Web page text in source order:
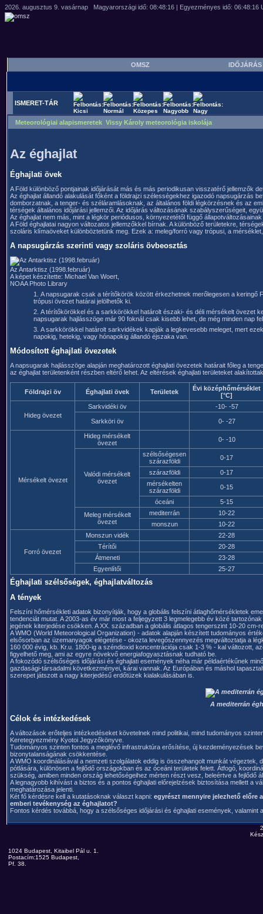
OMSZ
ISMERET-TÁR
Meteorológiai alapismeretek Vissy Károly meteorológia iskolája
Az éghajlat
Éghajlati övek
A Föld különböző pontjainak időjárását más és más periodikusan visszatérő jellemzők
Az éghajlat állandó alakulását főként a földrajzi szélességekhez igazodó napsugárzás
domborzatnak, a tenger- és széláramlásoknak, az általános földi légkörzésnek és az
térségek általános időjárási jellemzői. Az időjárás változásának szabályszerűségeit,
Az éghajlat nem más, mint a légkör periódusos, környezetétől függő
A Föld éghajlatai nagyon változatos jellemzőkkel bírnak. A különböző területekre,
szoláris klímaöveket különböztetünk meg. Ezek a: meleg/forró vagy trópusi, a
A napsugárzás szerinti vagy szoláris övbeosztás
Az Antarktisz (1998.február)
A képet készítette: Michael Van Woert,
NOAA Photo Library
A napsugarak csak a térítőkörök között érkezhetnek merőlegesen a
trópusi övezet határai jelölhetők ki.
A térítőkörökkel és a sarkkörökkel határolt északi- és déli mérsékelt övezet
napsugarak hajlásszöge már 90 foknál csak kisebb lehet, de még minden nap
A sarkkörökkel határolt sarkvidékek kapják a legkevesebb meleget, mert
napokig, hetekig, vagy hónapokig állandó éjszaka van.
Módosított éghajlati övezetek
A napsugarak hajlásszöge alapján meghatározott éghajlati övezetek határait főleg a
az éghajlat területenként részben eltérő lehet. Az eltérések éghajlati területeket
Földrajzi öv Éghajlati övek Területek
Évi középhőmérséklet
[°C]
Hideg övezet
Sarkvidéki öv -10- -57
Sarkköri öv 0- -27
Mérsékelt övezet
Hideg mérsékelt
övezet
0- -10
Valódi mérsékelt
övezet
szélsőségesen
szárazföldi
0-17
szárazföldi
0-17
mérsékelten
szárazföldi
0-15
óceáni
5-15
Meleg mérsékelt
övezet
mediterrán
10-22
monszun
10-22
Forró övezet
Monszun vidék
22-28
Térítői
20-28
Átmeneti
23-28
Egyenlítői
25-27
Éghajlati szélsőségek, éghajlatváltozás
A tények
Felszíni hőmérsékleti adatok bizonyítják, hogy a globális felszíni átlaghőmérsékletek
tendenciát mutat. A 2003-as év már most a feljegyzett 3 legmelegebb év közé
jegének kiterjedése csökken. A XX. században a globális átlagos tengerszint 10-20 cm-
A WMO (World Meteorological Organization) - adatok alapján készített tudományos
elsősorban az üzemanyagok elégetése - okozta levegőszennyezés megváltoztatja a
160 000 évig, kb. Kr.u. 1800-ig a széndioxid koncentrációja csak 1-3 % - kal változott,
figyelhető meg, ami az egyre növekvő energiafogyasztásnak tudható be.
A fokozódó szélsőséges időjárási és éghajlati események néha már példaértékűnek
gazdasági-társadalmi következményei, kárai vannak. Az Európában és máshol
szerepet játszott a nagy kiterjedésű erdőtüzek kialakulásában is.
A mediterrán
Célok és intézkedések
A változások erőteljes intézkedéseket követelnek mind politikai, mind tudományos
Keretegyezmény Kyotoi Jegyzőkönyve.
Tudományos szinten fontos a meglévő infrastruktúra erősítése, új kezdeményezések
bizonytalanságának csökkentése.
A WMO koordinálásával a nemzeti szolgálatok eddig is összehangolt munkát
pótlására, különösen a fejlődő országokban és az óceáni területek felett. Átfogó,
szükség, amiben minden ország lehetőségeihez mérten részt vesz, beleértve a fejlődő
A legnagyobb kihívást a biztos és a pontos éghajlati előrejelzések biztosítása mellett a
meghatározása jelenti.
Két fő kérdésre kell a kutatásoknak választ kapni: egyrészt mennyire jelezhető előre
emberi tevékenység az éghajlatot?
Fontos kérdés továbbá, hogy a szélsőséges időjárási és éghajlati események,
1024 Budapest, Kitaibel Pál u. 1.
Postacím:1525 Budapest,
Pf. 38.